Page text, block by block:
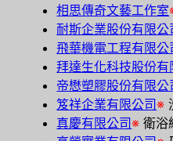
相思傳奇文藝工作室
耐斯企業股份有限公
飛華機電工程有限公
拜達生化科技股份有
帝懋塑膠股份有限公
笈祥企業有限公司 ※
真慶有限公司 ※衛浴